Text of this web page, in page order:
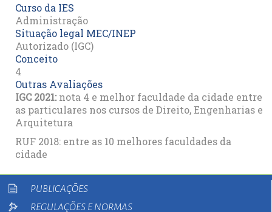
Curso da IES
Administração
Situação legal MEC/INEP
Autorizado (IGC)
Conceito
4
Outras Avaliações
IGC 2021:nota 4 e melhor faculdade da cidade entre
as particulares nos cursos de Direito, Engenharias e
Arquitetura
RUF 2018: entre as 10 melhores faculdades da
cidade
PUBLICAÇÕES
REGULAÇÕES E NORMAS